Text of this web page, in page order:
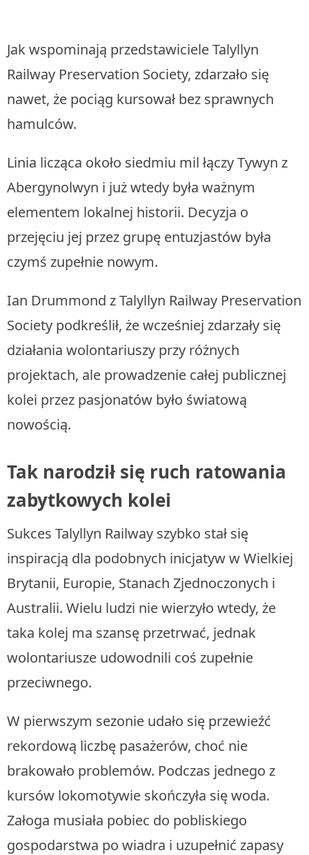
Jak wspominają przedstawiciele Talyllyn
Railway Preservation Society, zdarzało się
nawet, że pociąg kursował bez sprawnych
hamulców.
Linia licząca około siedmiu mil łączy Tywyn z
Abergynolwyn i już wtedy była ważnym
elementem lokalnej historii. Decyzja o
przejęciu jej przez grupę entuzjastów była
czymś zupełnie nowym.
Ian Drummond z Talyllyn Railway Preservation
Society podkreślił, że wcześniej zdarzały się
działania wolontariuszy przy różnych
projektach, ale prowadzenie całej publicznej
kolei przez pasjonatów było światową
nowością.
Tak narodził się ruch ratowania
zabytkowych kolei
Sukces Talyllyn Railway szybko stał się
inspiracją dla podobnych inicjatyw w Wielkiej
Brytanii, Europie, Stanach Zjednoczonych i
Australii. Wielu ludzi nie wierzyło wtedy, że
taka kolej ma szansę przetrwać, jednak
wolontariusze udowodnili coś zupełnie
przeciwnego.
W pierwszym sezonie udało się przewieźć
rekordową liczbę pasażerów, choć nie
brakowało problemów. Podczas jednego z
kursów lokomotywie skończyła się woda.
Załoga musiała pobiec do pobliskiego
gospodarstwa po wiadra i uzupełnić zapasy